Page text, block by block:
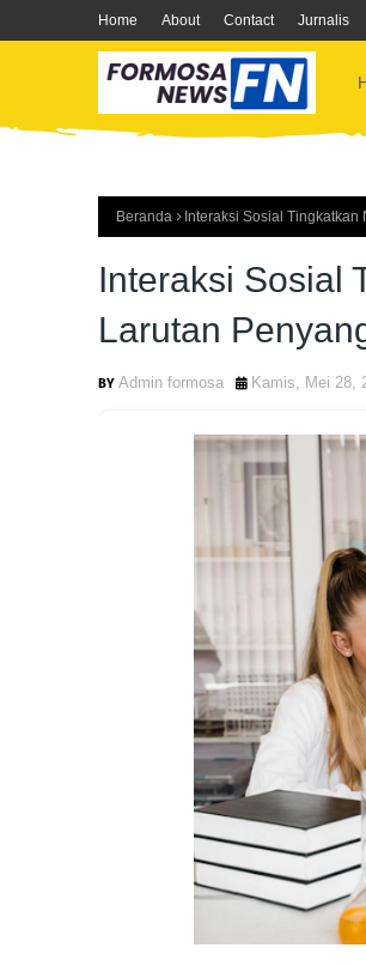
Home About Contact Jurnalis
Beranda Interaksi Sosial
Interaksi Sosial
Larutan
Admin formosa Kamis, Mei 28,